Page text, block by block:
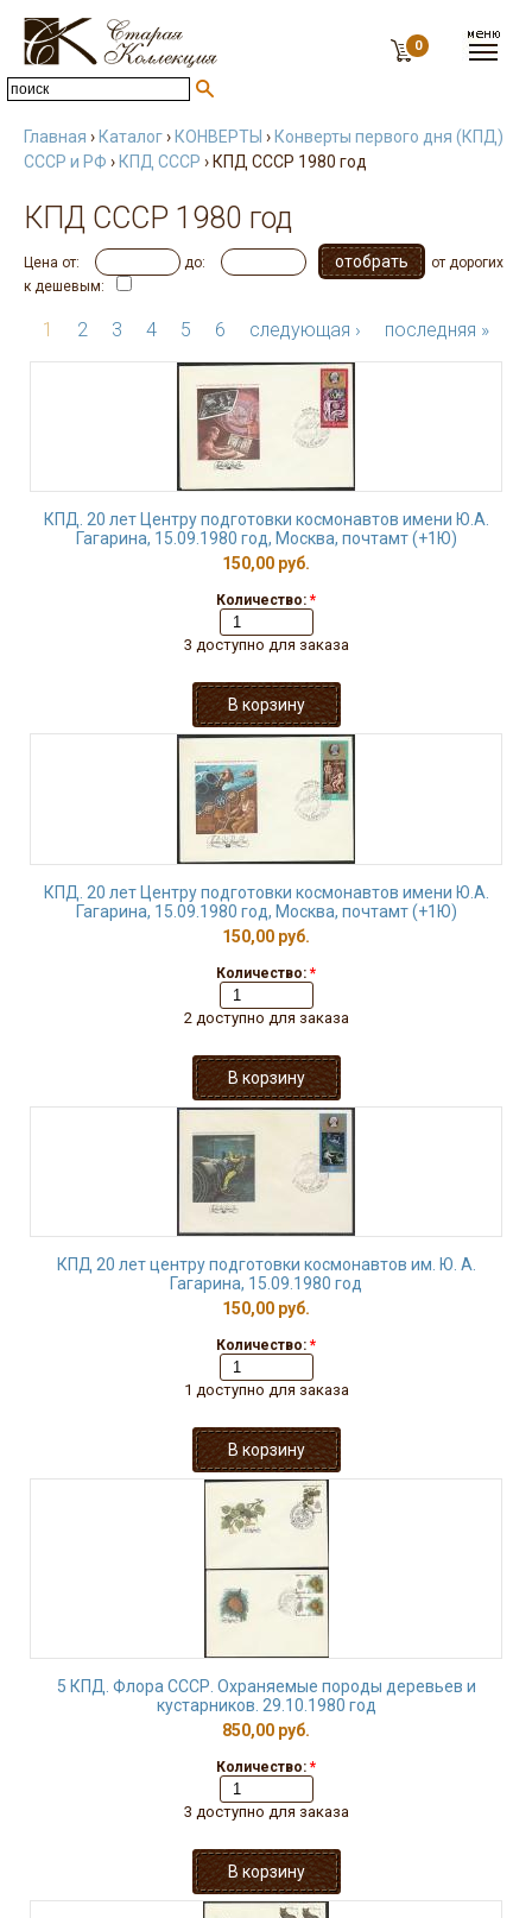
0
Главная › Каталог› КОНВЕРТЫ › Конверты первого дня (КПД)
СССР и РФ › КПД СССР › КПД СССР 1980 год
КПД СССР 1980 год
Цена от: до:
от дорогих
к дешевым:
1 2 3 4 5 6 следующая › последняя »
КПД. 20 лет Центру подготовки космонавтов имени Ю.А.
Гагарина, 15.09.1980 год, Москва, почтамт (+1Ю)
150,00 руб.
Количество: *
3 доступно для заказа
КПД. 20 лет Центру подготовки космонавтов имени Ю.А.
Гагарина, 15.09.1980 год, Москва, почтамт (+1Ю)
150,00 руб.
Количество: *
2 доступно для заказа
КПД 20 лет центру подготовки космонавтов им. Ю. А.
Гагарина, 15.09.1980 год
150,00 руб.
Количество: *
1 доступно для заказа
5 КПД. Флора СССР. Охраняемые породы деревьев и
кустарников. 29.10.1980 год
850,00 руб.
Количество: *
3 доступно для заказа